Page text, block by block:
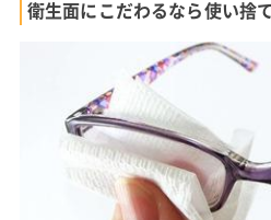
衛生面にこだわるなら使い捨